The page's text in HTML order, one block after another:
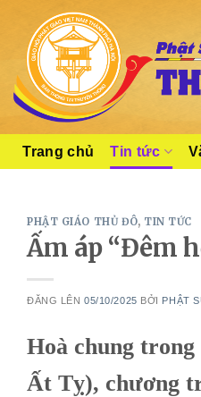
content
Trang chủ Tin tức
PHẬT GIÁO THỦ ĐÔ, TIN TỨC
Ấm áp “Đêm
ĐĂNG LÊN05/10/2025 BỞI PHẬT
Hoà chung
Ất Tỵ), chương